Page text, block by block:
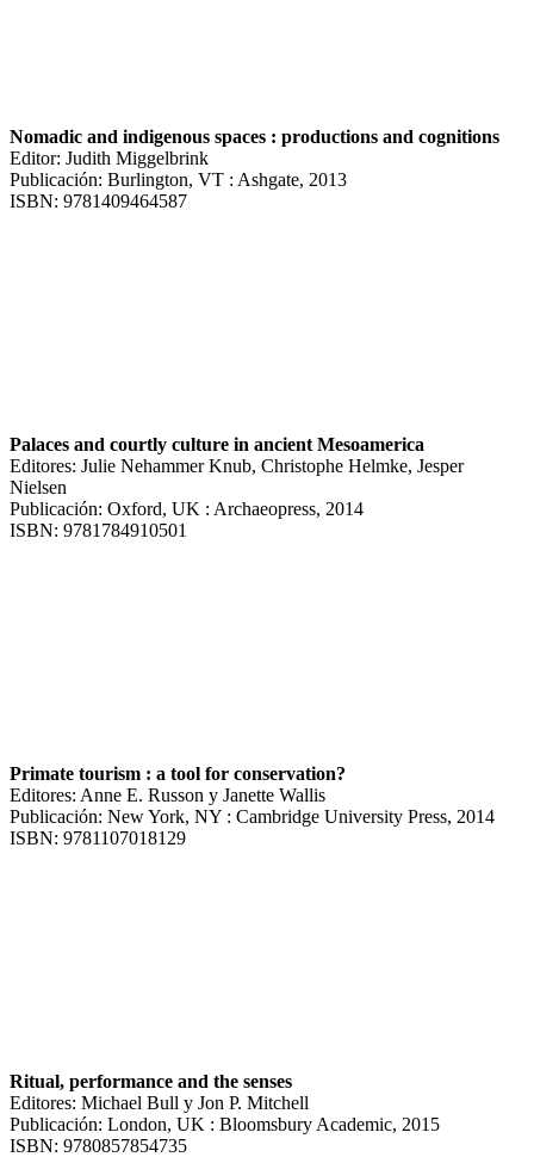
Nomadic and indigenous spaces : productions and cognitions
Editor: Judith Miggelbrink
Publicación: Burlington, VT : Ashgate, 2013
ISBN: 9781409464587
Palaces and courtly culture in ancient Mesoamerica
Editores: Julie Nehammer Knub, Christophe Helmke, Jesper
Nielsen
Publicación: Oxford, UK : Archaeopress, 2014
ISBN: 9781784910501
Primate tourism : a tool for conservation?
Editores: Anne E. Russon y Janette Wallis
Publicación: New York, NY : Cambridge University Press, 2014
ISBN: 9781107018129
Ritual, performance and the senses
Editores: Michael Bull y Jon P. Mitchell
Publicación: London, UK : Bloomsbury Academic, 2015
ISBN: 9780857854735